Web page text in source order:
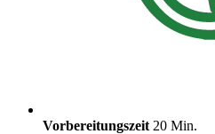
Vorbereitungszeit 20 Min.